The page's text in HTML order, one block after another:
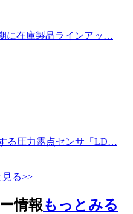
に在庫製品ラインアッ…
る圧力露点センサ「LD…
る>>
情報もっとみる